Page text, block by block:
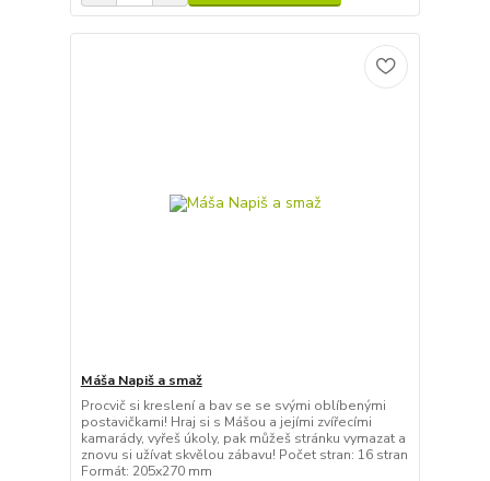
Máša Napiš a smaž
Procvič si kreslení a bav se se svými oblíbenými
postavičkami! Hraj si s Mášou a jejími zvířecími
kamarády, vyřeš úkoly, pak můžeš stránku vymazat a
znovu si užívat skvělou zábavu! Počet stran: 16 stran
Formát: 205x270 mm